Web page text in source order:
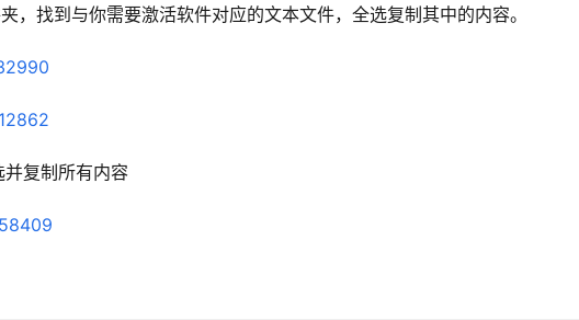
，找到与你需要激活软件对应的文本文件，全选复制其中的内容。
复制所有内容